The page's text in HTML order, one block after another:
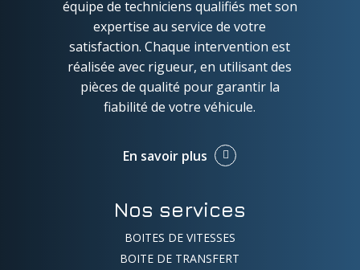
équipe de techniciens qualifiés met son
expertise au service de votre
satisfaction. Chaque intervention est
réalisée avec rigueur, en utilisant des
pièces de qualité pour garantir la
fiabilité de votre véhicule.
En savoir plus
Nos services
BOITES DE VITESSES
BOITE DE TRANSFERT